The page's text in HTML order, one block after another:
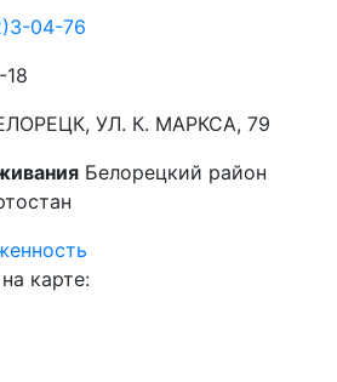
04-76
УЛ. К. МАРКСА, 79
Белорецкий район
карте: